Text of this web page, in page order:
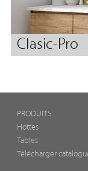
Clasic-Pro
PRODUITS
Hottes
Tables
Télécharger